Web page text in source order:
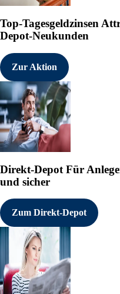
Top-Tagesgeldzinsen
Depot-Neukunden
Zur Aktion
Direkt-Depot Für
und sicher
Zum Direkt-Depot